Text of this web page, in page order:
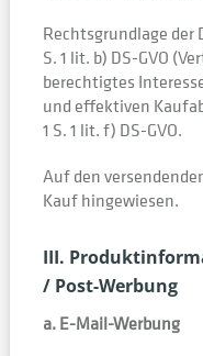
Rechtsgrundlage der
S. 1 lit. b) DS-GVO
berechtigtes
und effektiven
1 S. 1 lit. f) DS-GVO.
Auf den
Kauf hingewiesen.
III.
/ Post-Werbung
a. E-Mail-Werbung